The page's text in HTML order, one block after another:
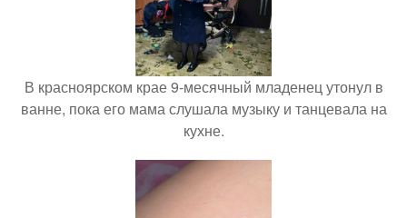
В красноярском крае 9-месячный младенец утонул в
ванне, пока его мама слушала музыку и танцевала на
кухне.